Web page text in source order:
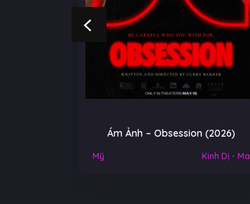
Ám Ảnh – Obsession (2026)
Mỹ Kinh Dị - Ma